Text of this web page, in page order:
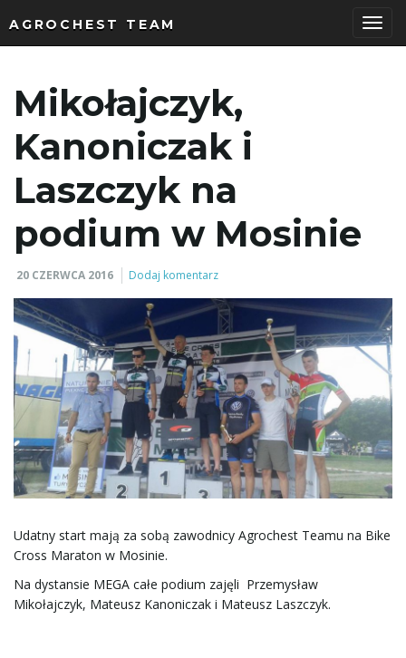
ł
ą
AGROCHEST TEAM
Mikołajczyk,
Kanoniczak i
Laszczyk na
podium w Mosinie
20 CZERWCA 2016 Dodaj komentarz
Udatny start mają za sobą zawodnicy Agrochest Teamu na Bike
Cross Maraton w Mosinie.
Na dystansie MEGA całe podium zajęli Przemysław
Mikołajczyk, Mateusz Kanoniczak i Mateusz Laszczyk.